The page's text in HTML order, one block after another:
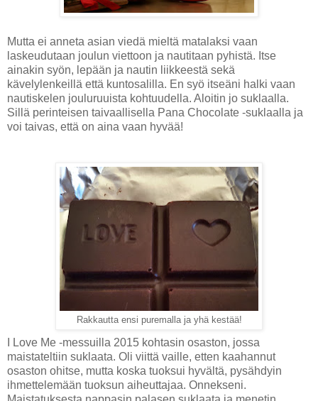
Mutta ei anneta asian viedä mieltä matalaksi vaan
laskeudutaan joulun viettoon ja nautitaan pyhistä. Itse
ainakin syön, lepään ja nautin liikkeestä sekä
kävelylenkeillä että kuntosalilla. En syö itseäni halki vaan
nautiskelen jouluruuista kohtuudella. Aloitin jo suklaalla.
Sillä perinteisen taivaallisella Pana Chocolate -suklaalla ja
voi taivas, että on aina vaan hyvää!
Rakkautta ensi puremalla ja yhä kestää!
I Love Me -messuilla 2015 kohtasin osaston, jossa
maistateltiin suklaata. Oli viittä vaille, etten kaahannut
osaston ohitse, mutta koska tuoksui hyvältä, pysähdyin
ihmettelemään tuoksun aiheuttajaa. Onnekseni.